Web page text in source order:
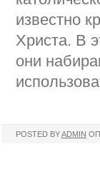
известно
Христа. В
они
POSTED BYADMIN